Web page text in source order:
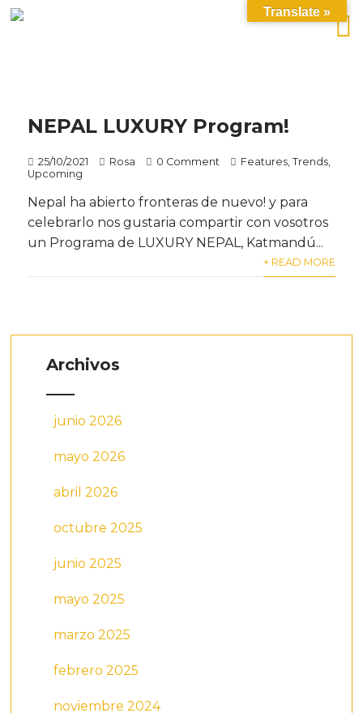
NEPAL LUXURY Program!
25/10/2021 Rosa 0 Comment Features ,Trends
Upcoming
Nepal ha abierto fronteras de nuevo! y para
celebrarlo nos gustaria compartir con vosotros
un Programa de LUXURY NEPAL, Katmandú...
+ READ MORE
Archivos
junio 2026
mayo 2026
abril 2026
octubre 2025
junio 2025
mayo 2025
marzo 2025
febrero 2025
noviembre 2024
Translate »